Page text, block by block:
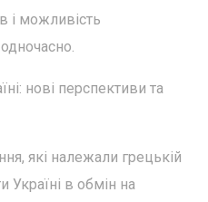
і можливість
нові перспективи та
які належали грецькій
Україні в обмін на